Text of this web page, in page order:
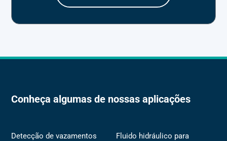
Conheça algumas de nossas aplicações
Detecção de vazamentos
Fluido hidráulico para